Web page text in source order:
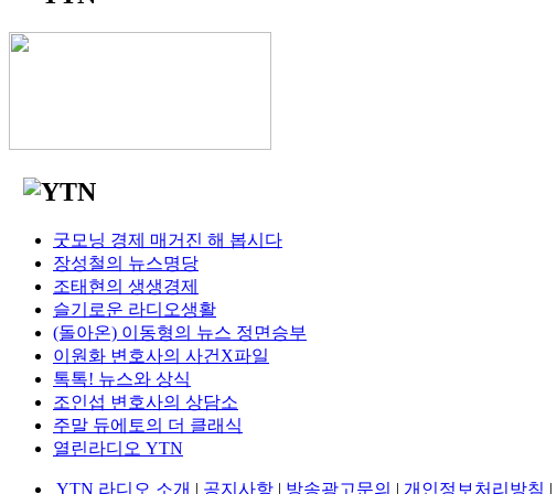
굿모닝 경제 매거진 해 봅시다
장성철의 뉴스명당
조태현의 생생경제
슬기로운 라디오생활
(돌아온) 이동형의 뉴스 정면승부
이원화 변호사의 사건X파일
톡톡! 뉴스와 상식
조인섭 변호사의 상담소
주말 듀에토의 더 클래식
열린라디오 YTN
YTN 라디오 소개 | 공지사항 | 방송광고문의 | 개인정보처리방침 |